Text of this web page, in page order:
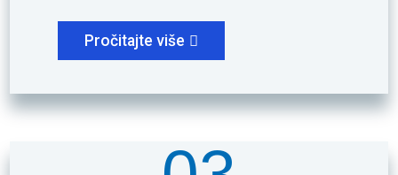
Pročitajte više